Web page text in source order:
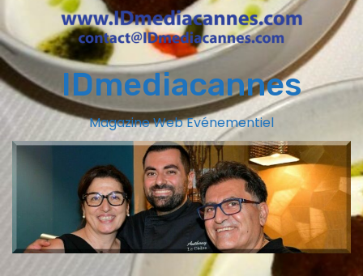
IDmediacannes
Magazine Web Evénementiel